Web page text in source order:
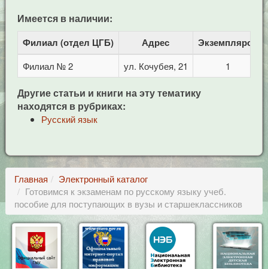
Имеется в наличии:
Филиал (отдел ЦГБ) Адрес Экземпляров
Филиал № 2 ул. Кочубея, 21 1
Другие статьи и книги на эту тематику
находятся в рубриках:
Русский язык
Главная
Электронный каталог
Готовимся к экзаменам по русскому языку учеб.
пособие для поступающих в вузы и старшеклассников